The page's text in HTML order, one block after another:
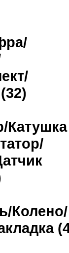
Катушка
Колено/